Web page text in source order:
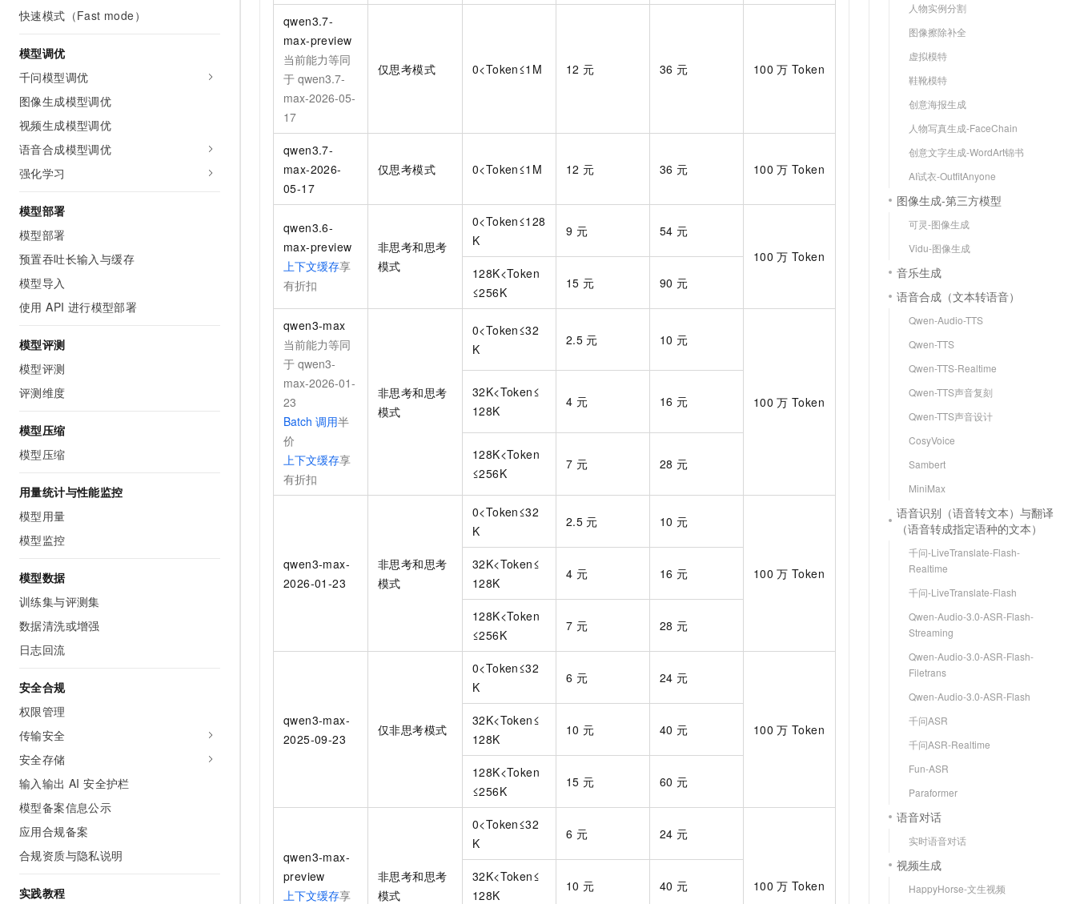
快速模式（Fast mode）
模型调优
千问模型调优
图像生成模型调优
视频生成模型调优
语音合成模型调优
强化学习
模型部署
模型部署
预置吞吐长输入与缓存
模型导入
使用 API 进行模型部署
模型评测
模型评测
评测维度
模型压缩
模型压缩
用量统计与性能监控
模型用量
模型监控
模型数据
训练集与评测集
数据清洗或增强
日志回流
安全合规
权限管理
传输安全
安全存储
输⼊输出 AI 安全护栏
模型备案信息公示
应用合规备案
合规资质与隐私说明
实践教程
qwen3.7-
max-preview
当前能力等同
于 qwen3.7-
max-2026-05-
17
仅思考模式 0<Token≤1M 12 元 36 元 100 万 Token
qwen3.7-
max-2026-
05-17
仅思考模式 0<Token≤1M 12 元 36 元 100 万 Token
qwen3.6-
max-preview
上下文缓存享
有折扣
非思考和思考
模式
0<Token≤128
K
9 元 54 元
100 万 Token
128K<Token
≤256K
15 元 90 元
qwen3-max
当前能力等同
于 qwen3-
max-2026-01-
23
Batch 调用半
价
上下文缓存享
有折扣
非思考和思考
模式
0<Token≤32
K
2.5 元 10 元
100 万 Token
32K<Token≤
128K
4 元 16 元
128K<Token
≤256K
7 元 28 元
qwen3-max-
2026-01-23
非思考和思考
模式
0<Token≤32
K
2.5 元 10 元
100 万 Token
32K<Token≤
128K
4 元 16 元
128K<Token
≤256K
7 元 28 元
qwen3-max-
2025-09-23
仅非思考模式
0<Token≤32
K
6 元 24 元
100 万 Token
32K<Token≤
128K
10 元 40 元
128K<Token
≤256K
15 元 60 元
qwen3-max-
preview
上下文缓存享
非思考和思考
模式
0<Token≤32
K
6 元 24 元
100 万 Token
32K<Token≤
128K
10 元 40 元
人物实例分割
图像擦除补全
虚拟模特
鞋靴模特
创意海报生成
人物写真生成-FaceChain
创意文字生成-WordArt锦书
AI试衣-OutfitAnyone
图像生成-第三方模型
可灵-图像生成
Vidu-图像生成
音乐生成
语音合成（文本转语音）
Qwen-Audio-TTS
Qwen-TTS
Qwen-TTS-Realtime
Qwen-TTS声音复刻
Qwen-TTS声音设计
CosyVoice
Sambert
MiniMax
语音识别（语音转文本）与翻译
（语音转成指定语种的文本）
千问-LiveTranslate-Flash-
Realtime
千问-LiveTranslate-Flash
Qwen-Audio-3.0-ASR-Flash-
Streaming
Qwen-Audio-3.0-ASR-Flash-
Filetrans
Qwen-Audio-3.0-ASR-Flash
千问ASR
千问ASR-Realtime
Fun-ASR
Paraformer
语音对话
实时语音对话
视频生成
HappyHorse-文生视频